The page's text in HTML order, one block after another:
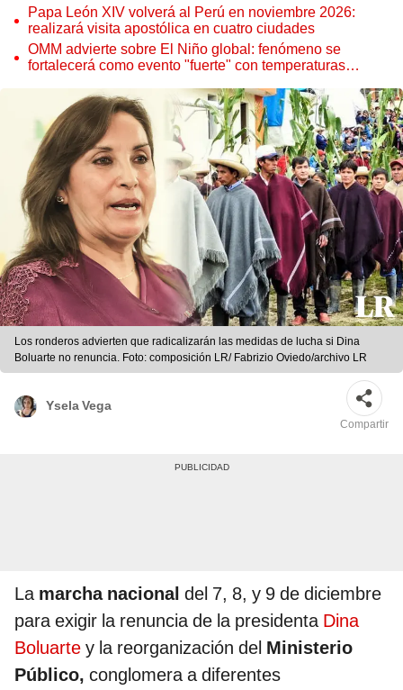
Papa León XIV volverá al Perú en noviembre 2026:
realizará visita apostólica en cuatro ciudades
OMM advierte sobre El Niño global: fenómeno se
fortalecerá como evento "fuerte" con temperaturas
Los ronderos advierten que radicalizarán las medidas de lucha si Dina
Boluarte no renuncia. Foto: composición LR/ Fabrizio Oviedo/archivo LR
Ysela Vega
Compartir
Lamarcha nacional del 7, 8, y 9 de diciembre
para exigir la renuncia de la presidenta Dina
Boluarte y la reorganización del Ministerio
Público, conglomera a diferentes